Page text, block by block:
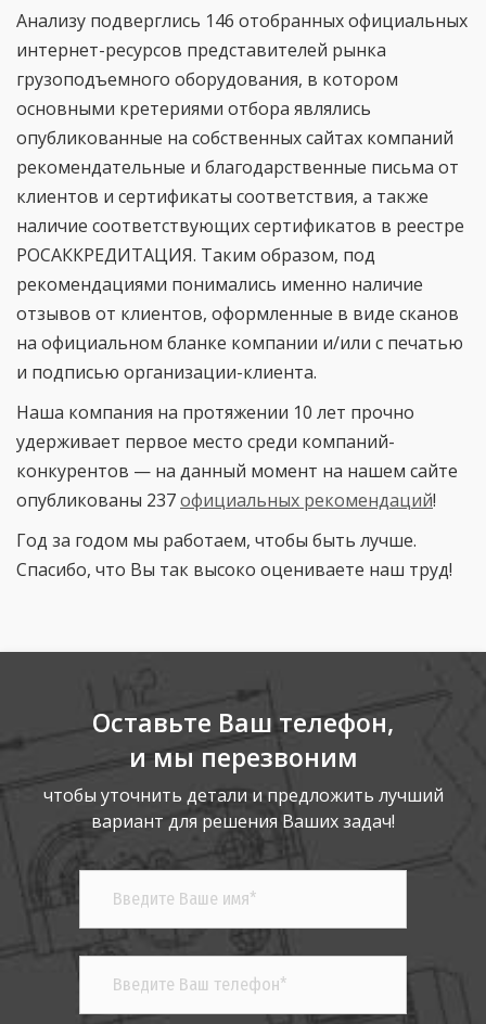
Анализу подверглись 146 отобранных официальных
интернет-ресурсов представителей рынка
грузоподъемного оборудования, в котором
основными кретериями отбора являлись
опубликованные на собственных сайтах компаний
рекомендательные и благодарственные письма от
клиентов и сертификаты соответствия, а также
наличие соответствующих сертификатов в реестре
РОСАККРЕДИТАЦИЯ. Таким образом, под
рекомендациями понимались именно наличие
отзывов от клиентов, оформленные в виде сканов
на официальном бланке компании и/или с печатью
и подписью организации-клиента.
Наша компания на протяжении 10 лет прочно
удерживает первое место среди компаний-
конкурентов — на данный момент на нашем сайте
опубликованы 237официальных рекомендаций!
Год за годом мы работаем, чтобы быть лучше.
Спасибо, что Вы так высоко оцениваете наш труд!
Оставьте Ваш телефон,
и мы перезвоним
чтобы уточнить детали и предложить лучший
вариант для решения Ваших задач!